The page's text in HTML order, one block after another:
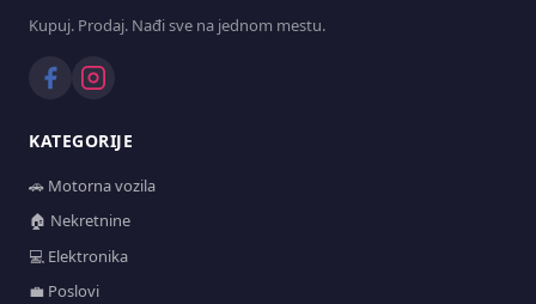
Kupuj. Prodaj. Nađi sve na jednom mestu.
KATEGORIJE
🚗 Motorna vozila
🏠 Nekretnine
💻 Elektronika
💼 Poslovi